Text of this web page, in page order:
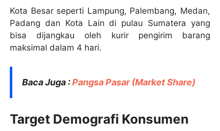
Kota Besar seperti Lampung, Palembang, Medan,
Padang dan Kota Lain di pulau Sumatera yang
bisa dijangkau oleh kurir pengirim barang
maksimal dalam 4 hari.
Baca Juga :Pangsa Pasar (Market Share)
Target Demografi Konsumen